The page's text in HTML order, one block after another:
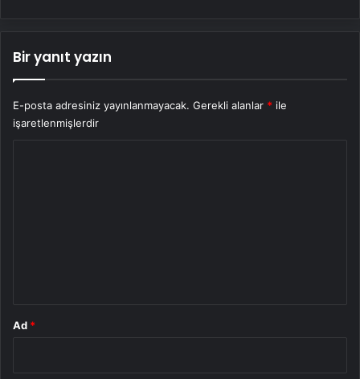
Bir yanıt yazın
E-posta adresiniz yayınlanmayacak. Gerekli alanlar * ile
işaretlenmişlerdir
Ad *